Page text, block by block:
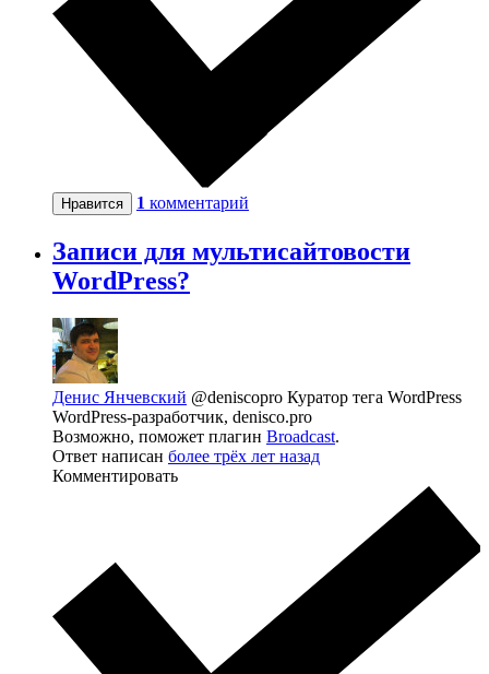
Нравится 1 комментарий
Записи для мультисайтовости
WordPress?
Денис Янчевский @deniscopro Куратор тега WordPress
WordPress-разработчик, denisco.pro
Возможно, поможет плагин Broadcast.
Ответ написан более трёх лет назад
Комментировать